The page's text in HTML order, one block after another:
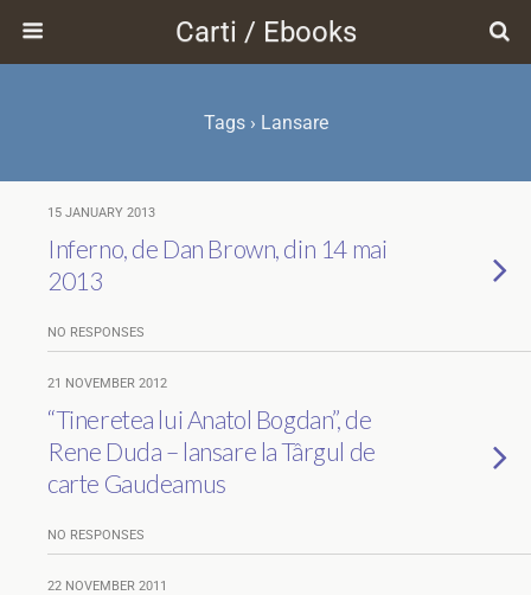
Carti / Ebooks
Tags › Lansare
15 JANUARY 2013
Inferno, de Dan Brown, din 14 mai
2013
NO RESPONSES
21 NOVEMBER 2012
“Tineretea lui Anatol Bogdan”, de
Rene Duda – lansare la Târgul de
carte Gaudeamus
NO RESPONSES
22 NOVEMBER 2011